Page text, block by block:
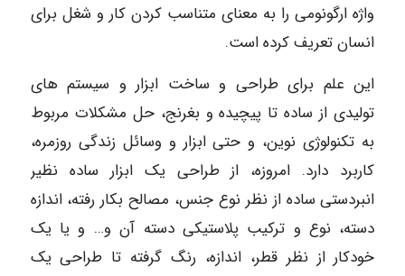
واژه ارگونومی را به معنای متناسب کردن کار و شغل برای
انسان تعریف کرده است.
این علم برای طراحی و ساخت ابزار و سیستم های
تولیدی از ساده تا پیچیده و بغرنج، حل مشکلات مربوط
به تکنولوژی نوین، و حتی ابزار و وسائل زندگی روزمره،
کاربرد دارد. امروزه، از طراحی یک ابزار ساده نظیر
انبردستی ساده از نظر نوع جنس، مصالح بکار رفته، اندازه
دسته، نوع و ترکیب پلاستیکی دسته آن و… و یا یک
خودکار از نظر قطر، اندازه، رنگ گرفته تا طراحی یک